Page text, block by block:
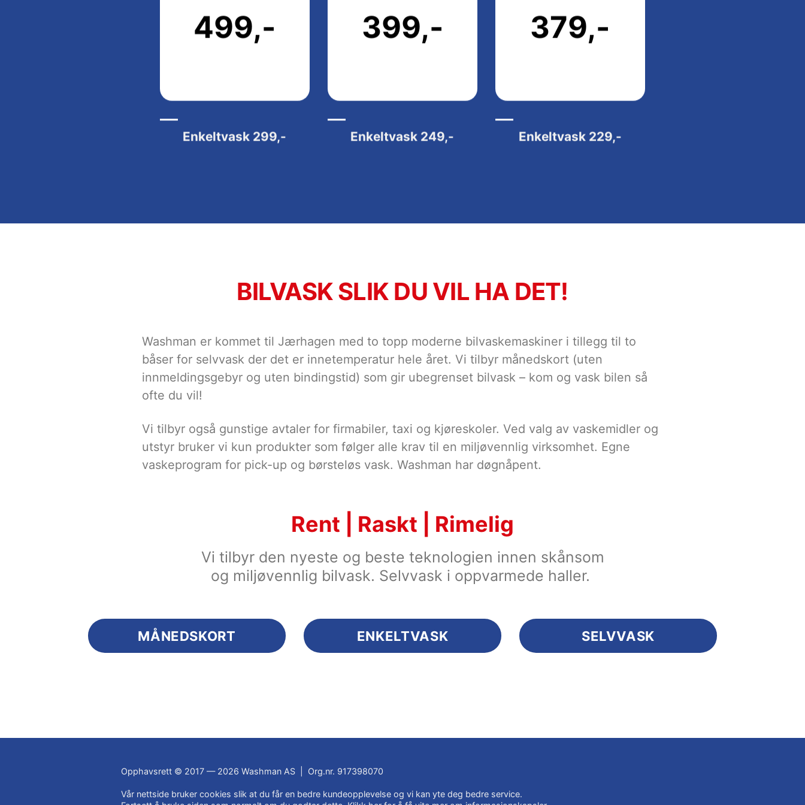
499,-
Enkeltvask 299,-
399,-
Enkeltvask 249,-
379,-
Enkeltvask 229,-
BILVASK SLIK DU VIL HA DET!
Washman er kommet til Jærhagen med to topp moderne bilvaskemaskiner i tillegg til to
båser for selvvask der det er innetemperatur hele året. Vi tilbyr månedskort (uten
innmeldingsgebyr og uten bindingstid) som gir ubegrenset bilvask – kom og vask bilen så
ofte du vil!
Vi tilbyr også gunstige avtaler for firmabiler, taxi og kjøreskoler. Ved valg av vaskemidler og
utstyr bruker vi kun produkter som følger alle krav til en miljøvennlig virksomhet. Egne
vaskeprogram for pick-up og børsteløs vask. Washman har døgnåpent.
Rent | Raskt | Rimelig
Vi tilbyr den nyeste og beste teknologien innen skånsom
og miljøvennlig bilvask. Selvvask i oppvarmede haller.
MÅNEDSKORT ENKELTVASK SELVVASK
Opphavsrett © 2017 — 2026 Washman AS | Org.nr. 917398070
Vår nettside bruker cookies slik at du får en bedre kundeopplevelse og vi kan yte deg bedre service.